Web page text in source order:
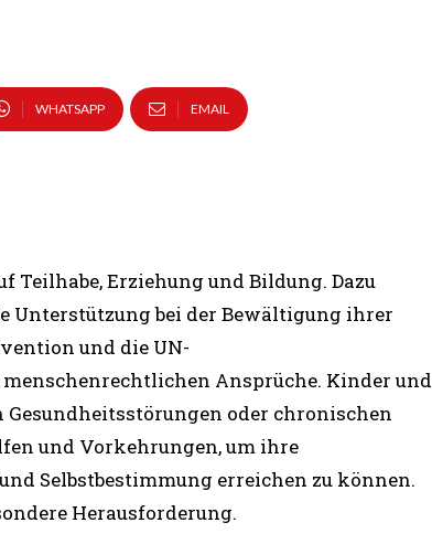
WHATSAPP EMAIL
Teilhabe, Erziehung und Bildung. Dazu
Unterstützung bei der Bewältigung ihrer
und die UN-
Ansprüche. Kinder und
oder chronischen
und Vorkehrungen, um ihre
Selbstbestimmung erreichen zu können.
Herausforderung.